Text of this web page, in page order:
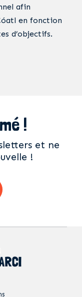
afin
en fonction
d’objectifs.
!
et ne
!